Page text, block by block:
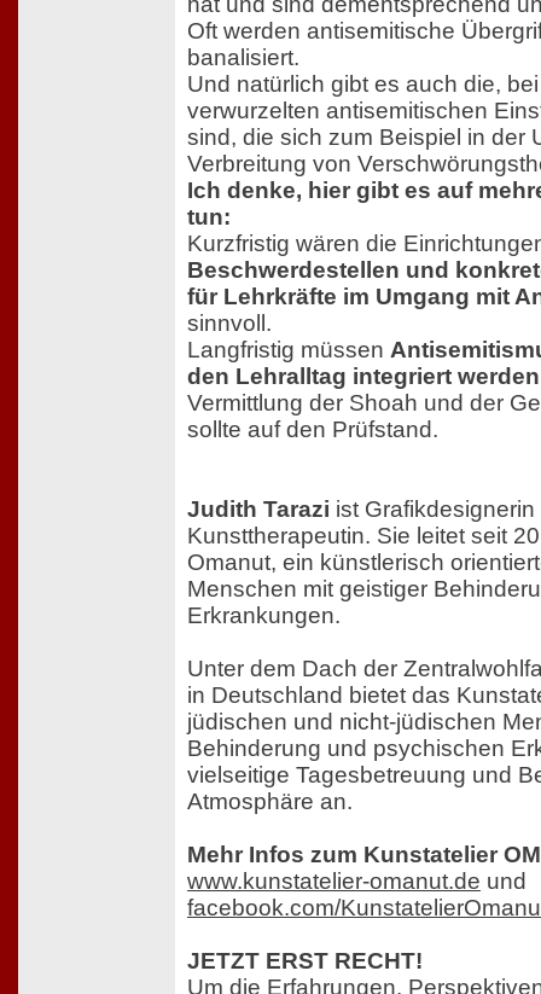
Oft werden antisemitische
banalisiert.
Und natürlich gibt es auch die,
verwurzelten antisemitischen
sind, die sich zum Beispiel in der
Verbreitung von
Ich denke, hier gibt es auf
tun:
Kurzfristig wären die
Beschwerdestellen und
für Lehrkräfte im Umgang mit
sinnvoll.
Langfristig müssen
den Lehralltag integriert werden
Vermittlung der Shoah und der
sollte auf den Prüfstand.
Judith Tarazi ist Grafikdesignerin
Kunsttherapeutin. Sie leitet seit
Omanut, ein künstlerisch
Menschen mit geistiger
Erkrankungen.
Unter dem Dach der
in Deutschland bietet das
jüdischen und nicht-jüdischen
Behinderung und psychischen
vielseitige Tagesbetreuung und
Atmosphäre an.
Mehr Infos zum Kunstatelier
www.kunstatelier-omanut.de und
facebook.com/
JETZT ERST RECHT!
Um die Erfahrungen,